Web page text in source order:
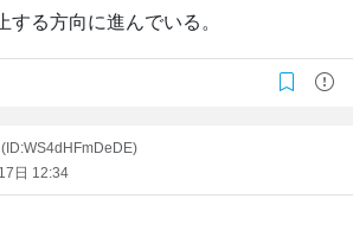
する方向に進んでいる。
(ID:WS4dHFmDeDE)
日 12:34